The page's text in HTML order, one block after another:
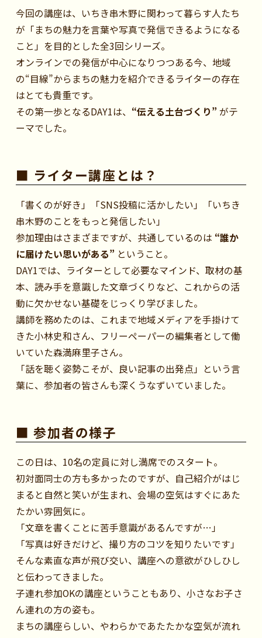
今回の講座は、いちき串木野に関わって暮らす人たち
が「まちの魅力を言葉や写真で発信できるようになる
こと」を目的とした全3回シリーズ。
オンラインでの発信が中心になりつつある今、地域
の“目線”からまちの魅力を紹介できるライターの存在
はとても貴重です。
その第一歩となるDAY1は、 “伝える土台づくり” がテ
ーマでした。
■ ライター講座とは？
「書くのが好き」「SNS投稿に活かしたい」「いちき
串木野のことをもっと発信したい」
参加理由はさまざまですが、共通しているのは “誰か
に届けたい思いがある” ということ。
DAY1では、ライターとして必要なマインド、取材の基
本、読み手を意識した文章づくりなど、これからの活
動に欠かせない基礎をじっくり学びました。
講師を務めたのは、これまで地域メディアを手掛けて
きた小林史和さん、フリーペーパーの編集者として働
いていた森満麻里子さん。
「話を聴く姿勢こそが、良い記事の出発点」という言
葉に、参加者の皆さんも深くうなずいていました。
■ 参加者の様子
この日は、10名の定員に対し満席でのスタート。
初対面同士の方も多かったのですが、自己紹介がはじ
まると自然と笑いが生まれ、会場の空気はすぐにあた
たかい雰囲気に。
「文章を書くことに苦手意識があるんですが…」
「写真は好きだけど、撮り方のコツを知りたいです」
そんな素直な声が飛び交い、講座への意欲がひしひし
と伝わってきました。
子連れ参加OKの講座ということもあり、小さなお子さ
ん連れの方の姿も。
まちの講座らしい、やわらかであたたかな空気が流れ